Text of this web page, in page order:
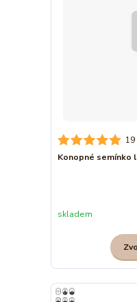
Konopné semínko
skladem